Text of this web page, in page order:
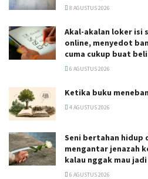
8 AGUSTUS 2026
Akal-akalan loker isi
online, menyedot
cuma cukup buat
6 AGUSTUS 2026
Ketika buku
4 AGUSTUS 2026
Seni bertahan hidup
mengantar jenazah
kalau nggak mau
6 AGUSTUS 2026